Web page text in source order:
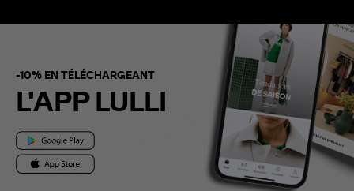
-10% EN TÉLÉCHARGEANT
L'APP LULLI